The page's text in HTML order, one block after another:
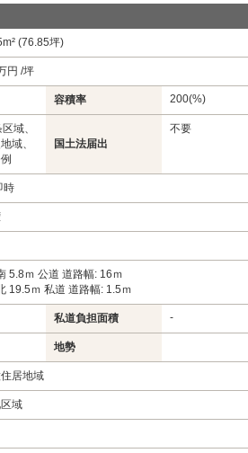
(76.85坪)
円 /坪
容積率 200(%)
域、
域、
国土法届出
不要
時
5.8ｍ 公道 道路幅: 16ｍ
19.5ｍ 私道 道路幅: 1.5ｍ
私道負担面積 -
地勢
居地域
域